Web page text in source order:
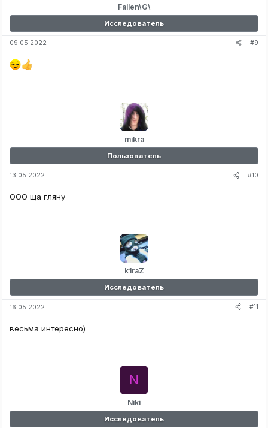
Fallen\G\
Исследователь
09.05.2022 #9
mikra
Пользователь
13.05.2022 #10
ООО ща гляну
k1raZ
Исследователь
16.05.2022 #11
весьма интересно)
Niki
N
Исследователь